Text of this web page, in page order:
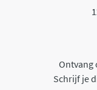
Ontvang
Schrijf je